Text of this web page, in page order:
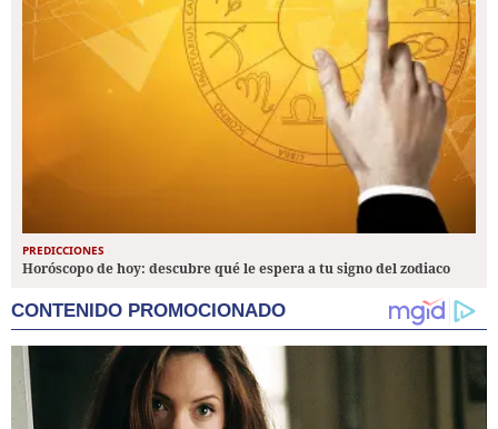
PREDICCIONES
Horóscopo de hoy: descubre qué le espera a tu signo del zodiaco
CONTENIDO PROMOCIONADO